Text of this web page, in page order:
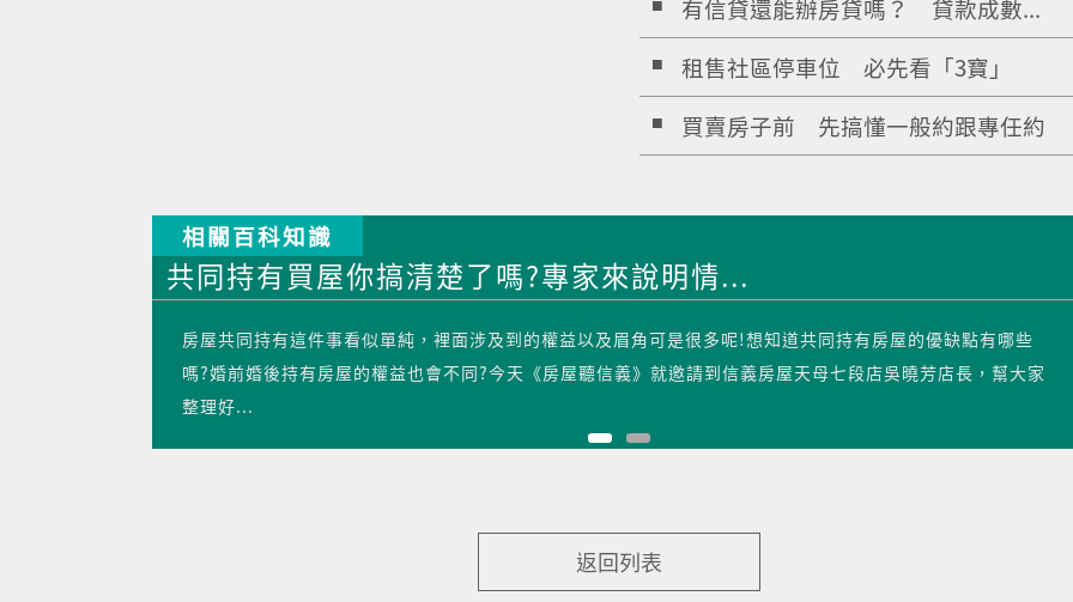
有信貸還能辦房貸嗎？ 貸款成數...
租售社區停車位 必先看「3寶」
買賣房子前 先搞懂一般約跟專任約
相關百科知識
共同持有買屋你搞清楚了嗎?專家來說明情...
房屋共同持有這件事看似單純，裡面涉及到的權益以及眉角可是很多呢!想知道共同持有房屋的優缺點有哪些
嗎?婚前婚後持有房屋的權益也會不同?今天《房屋聽信義》就邀請到信義房屋天母七段店吳曉芳店長，幫大家
整理好...
返回列表